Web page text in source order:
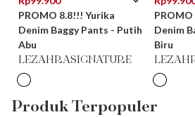
PROMO 8.8!!! Yurika
Denim Baggy Pants - Putih
Abu
LEZAHRASIGNATURE
Denim
Biru
Produk Terpopuler